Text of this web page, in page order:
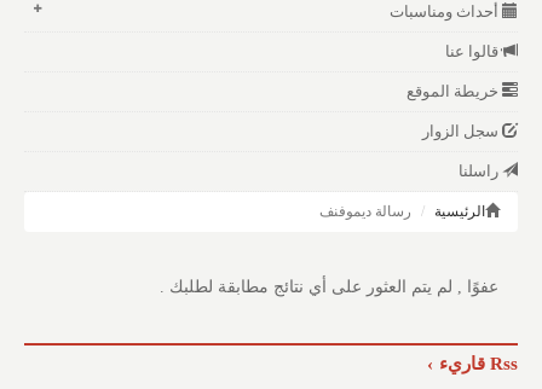
أحداث ومناسبات
قالوا عنا
خريطة الموقع
سجل الزوار
راسلنا
الرئيسية رسالة ديموفنف
عفوًا , لم يتم العثور على أي نتائج مطابقة لطلبك .
Rss قاريء